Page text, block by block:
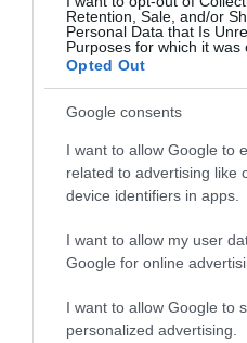
Retention, Sale, and/or
Personal Data that Is
Purposes for which it was
Opted Out
Google consents
I want to allow Google to
related to advertising like
device identifiers in apps.
I want to allow my user
Google for online
I want to allow Google to
personalized advertising.
ξαδέλφη της, Κατρίνα,
βασιλική οικογένεια